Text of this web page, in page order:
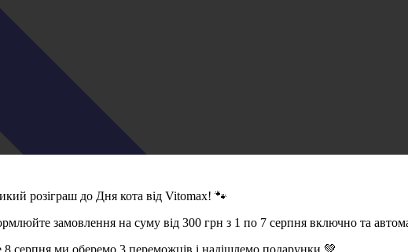
розіграш до Дня кота від Vitomax! 🐾
замовлення на суму від 300 грн з 1 по 7 серпня включно та
серпня ми оберемо 3 переможців і надішлемо подарунки 💚